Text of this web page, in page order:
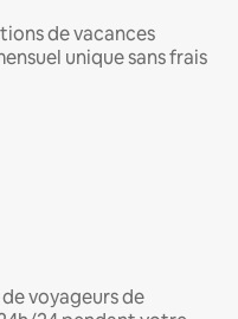
de vacances
unique sans frais
voyageurs de